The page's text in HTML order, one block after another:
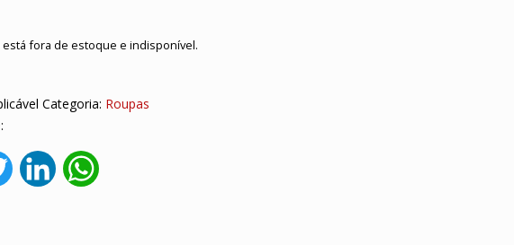
fora de estoque e indisponível.
Categoria: Roupas
TwitterLinkedInWhatsApp